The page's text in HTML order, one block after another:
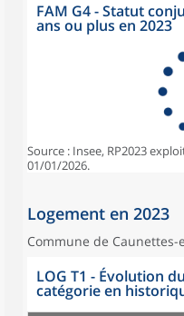
FAM G4 - Statut
ans ou plus en 2023
Source : Insee, RP2023
01/01/2026.
Logement en 2023
Commune de Caunettes-
LOG T1 - Évolution
catégorie en